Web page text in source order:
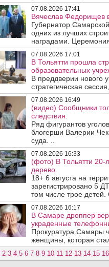
07.08.2026 17:41
Вячеслав Федорищев
Губернатор
одних из лучших
наградами.
07.08.2026 17:01
В Тольятти прошла
образовательных
В преддверии нового
стратегическая
07.08.2026 16:49
(видео) Сообщники
следствия.
Ряд фигурантов
блогерши Валерии
суда. ..
07.08.2026 16:33
(фото) В Тольятти 20-
дерево.
18+ 6 августа на
зарегистрировано 5
том числе трое
07.08.2026 16:17
В Самаре дроппер
украденные
Прокуратура Самары
женщины, которая
2 3 4 5 6 7 8 9 10 11 12 13 14 15 16